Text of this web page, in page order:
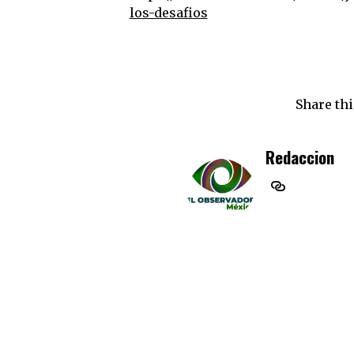
los-desafios
Share
Redaccion